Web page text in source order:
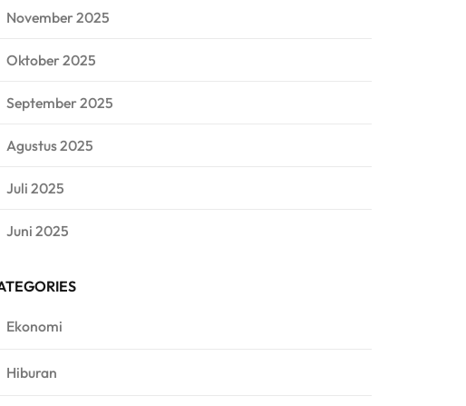
November 2025
Oktober 2025
September 2025
Agustus 2025
Juli 2025
Juni 2025
Ekonomi
Hiburan